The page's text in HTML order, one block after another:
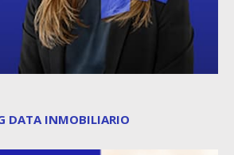
DATA INMOBILIARIO